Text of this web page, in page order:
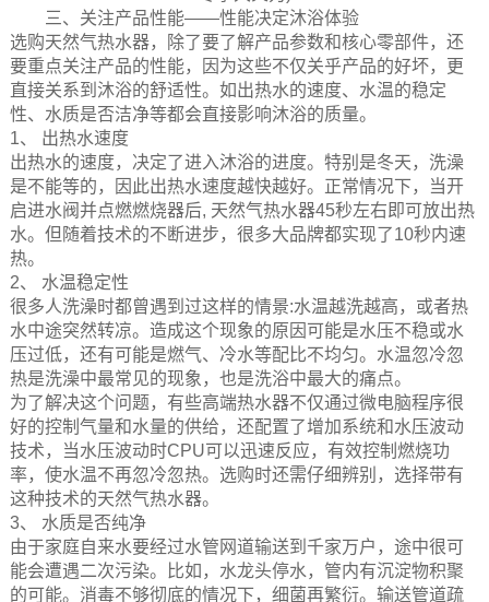
三、关注产品性能——性能决定沐浴体验
选购天然气热水器，除了要了解产品参数和核心零部件，还
要重点关注产品的性能，因为这些不仅关乎产品的好坏，更
直接关系到沐浴的舒适性。如出热水的速度、水温的稳定
性、水质是否洁净等都会直接影响沐浴的质量。
1、 出热水速度
出热水的速度，决定了进入沐浴的进度。特别是冬天，洗澡
是不能等的，因此出热水速度越快越好。正常情况下，当开
启进水阀并点燃燃烧器后, 天然气热水器45秒左右即可放出热
水。但随着技术的不断进步，很多大品牌都实现了10秒内速
热。
2、 水温稳定性
很多人洗澡时都曾遇到过这样的情景:水温越洗越高，或者热
水中途突然转凉。造成这个现象的原因可能是水压不稳或水
压过低，还有可能是燃气、冷水等配比不均匀。水温忽冷忽
热是洗澡中最常见的现象，也是洗浴中最大的痛点。
为了解决这个问题，有些高端热水器不仅通过微电脑程序很
好的控制气量和水量的供给，还配置了增加系统和水压波动
技术，当水压波动时CPU可以迅速反应，有效控制燃烧功
率，使水温不再忽冷忽热。选购时还需仔细辨别，选择带有
这种技术的天然气热水器。
3、 水质是否纯净
由于家庭自来水要经过水管网道输送到千家万户，途中很可
能会遭遇二次污染。比如，水龙头停水，管内有沉淀物积聚
的可能。消毒不够彻底的情况下，细菌再繁衍。输送管道疏